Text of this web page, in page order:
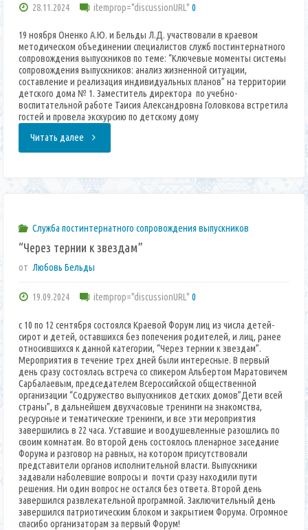
28.11.2024 itemprop="discussionURL" 0
19 ноября Оненко А.Ю. и Бельды Л.Д. участвовали в краевом
методическом объединении специалистов служб постинтернатного
сопровождения выпускников по теме: “Ключевые моменты системы
сопровождения выпускников: анализ жизненной ситуации,
составление и реализация индивидуальных планов” на территории
детского дома № 1. Заместитель директора по учебно-
воспитательной работе Таисия Александровна Головкова встретила
гостей и провела экскурсию по детскому дому
Читать далее “Краевое
объединение
для
cпециалистов
сопровождения
выпускников”
Служба постинтернатного сопровождения выпускников
“Через тернии к звездам”
от Любовь Бельды
19.09.2024 itemprop="discussionURL" 0
с 10 по 12 сентября состоялся Краевой Форум лиц из числа детей-
сирот и детей, оставшихся без попечения родителей, и лиц, ранее
относившихся к данной категории, “Через тернии к звездам”.
Мероприятия в течение трех дней были интересные. В первый
день сразу состоялась встреча со спикером Альбертом Маратовичем
Сарбалаевым, председателем Всероссийской общественной
организации “Содружество выпускников детских домов”Дети всей
страны”, в дальнейшем двухчасовые тренинги на знакомства,
ресурсные и тематические тренинги, и все эти мероприятия
завершились в 22 часа. Уставшие и воодушевленные разошлись по
своим комнатам. Во второй день состоялось пленарное заседание
Форума и разговор на равных, на котором присутствовали
представители органов исполнительной власти. Выпускники
задавали наболевшие вопросы и почти сразу находили пути
решения. Ни один вопрос не остался без ответа. Второй день
завершился развлекательной программой. Заключительный день
завершился патриотическим блоком и закрытием Форума. Огромное
спасибо организаторам за первый Форум!